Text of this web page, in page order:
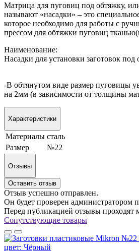
Матрица для пуговиц под обтяжку,
называют «насадки» – это
которое необходимо для работы с
прессом для обтяжки пуговиц
Наименование:
Насадки для установки заготовок
-В обтянутом виде размер пуговицы
на 2мм (в зависимости от толщины
Характеристики
Материалы сталь
Размер
№22
Отзывы
Оставить отзыв
Отзыв успешно отправлен.
Он будет проверен администратором
Перед публикацией отзывы проходят
Сопутствующие товары